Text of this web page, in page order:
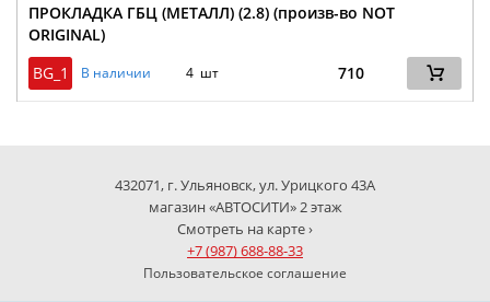
ПРОКЛАДКА ГБЦ (МЕТАЛЛ) (2.8) (произв-во NOT
ORIGINAL)
BG_1
В наличии 4 шт 710
432071, г. Ульяновск, ул. Урицкого 43А
магазин «АВТОСИТИ» 2 этаж
Смотреть на карте ›
+7 (987) 688-88-33
Пользовательское соглашение